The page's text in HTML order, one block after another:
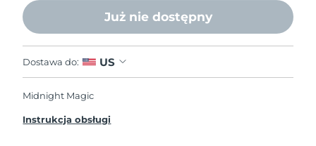
Już nie dostępny
Dostawa do: US
Midnight Magic
Instrukcja obsługi